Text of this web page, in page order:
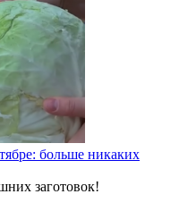
больше никаких
заготовок!